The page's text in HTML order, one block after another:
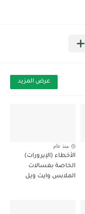
عرض المزيد
منذ عام
الأخطاء (الإيرورات)
الخاصة بغسالات
الملابس وايت ويل